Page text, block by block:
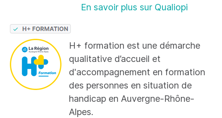
En savoir plus sur Qualiopi
H+ formation est une démarche
qualitative d’accueil et
d'accompagnement en formation
des personnes en situation de
handicap en Auvergne-Rhône-
Alpes.